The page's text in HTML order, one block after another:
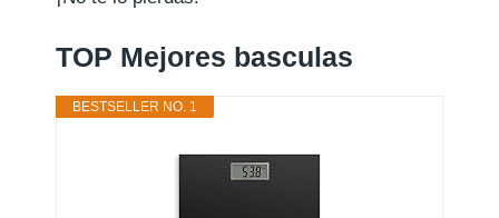
TOP Mejores basculas
BESTSELLER NO. 1